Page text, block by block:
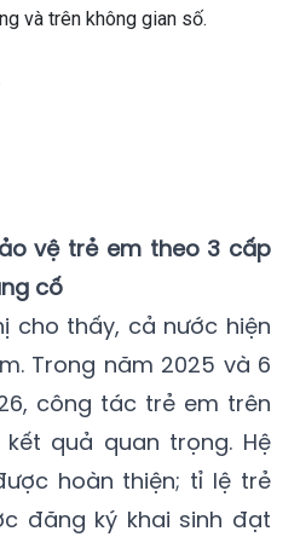
và trên không gian số.
vệ trẻ em theo 3 cấp
cố
cho thấy, cả nước hiện
Trong năm 2025 và 6
công tác trẻ em trên
quả quan trọng. Hệ
hoàn thiện; tỉ lệ trẻ
đăng ký khai sinh đạt